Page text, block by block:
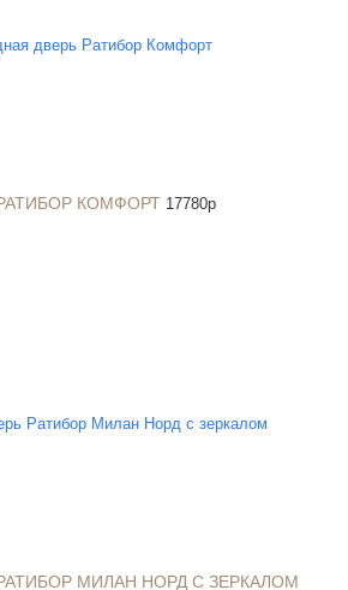
КОМФОРТ 17780p
МИЛАН НОРД С ЗЕРКАЛОМ